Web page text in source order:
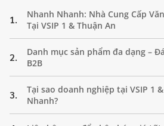
1.
Nhanh Nhanh: Nhà Cung Cấp
Tại VSIP 1 & Thuận An
2.
Danh mục sản phẩm đa dạng –
B2B
3.
Tại sao doanh nghiệp tại VSIP 1
Nhanh?